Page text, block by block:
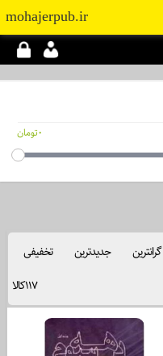
mohajerpub.ir
0تومان
گرانترین جدیدترین
تخفیفی
117کالا